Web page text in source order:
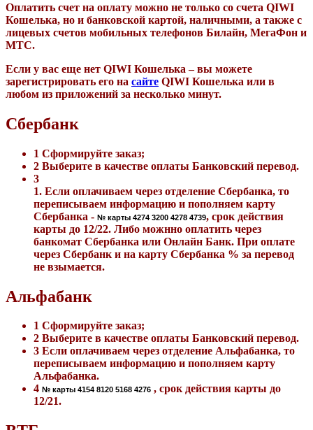
Оплатить счет на оплату можно не только со счета QIWI
Кошелька, но и банковской картой, наличными, а также с
лицевых счетов мобильных телефонов Билайн, МегаФон и
МТС.
Если у вас еще нет QIWI Кошелька – вы можете
зарегистрировать его на сайте QIWI Кошелька или в
любом из приложений за несколько минут.
Сбербанк
1 Сформируйте заказ;
2 Выберите в качестве оплаты Банковский перевод.
3
1. Если оплачиваем через отделение Сбербанка, то
переписываем информацию и пополняем карту
Сбербанка - № карты 4274 3200 4278 4739, срок действия
карты до 12/22. Либо можнно оплатить через
банкомат Сбербанка или Онлайн Банк. При оплате
через Сбербанк и на карту Сбербанка % за перевод
не взымается.
Альфабанк
1 Сформируйте заказ;
2 Выберите в качестве оплаты Банковский перевод.
3 Если оплачиваем через отделение Альфабанка, то
переписываем информацию и пополняем карту
Альфабанка.
4 № карты 4154 8120 5168 4276 , срок действия карты до
12/21.